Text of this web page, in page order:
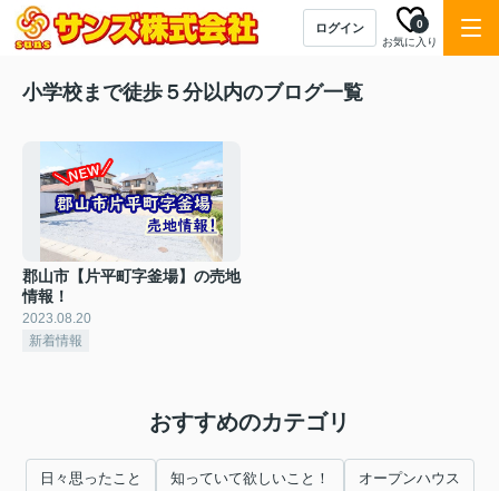
ログイン
お気に入り
0
小学校まで徒歩５分以内のブログ一覧
郡山市【片平町字釜場】の売地
情報！
2023.08.20
新着情報
おすすめのカテゴリ
日々思ったこと 知っていて欲しいこと！ オープンハウス